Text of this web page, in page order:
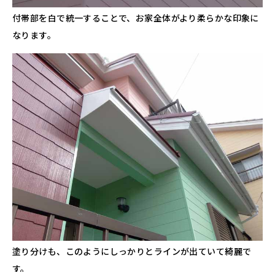
付帯部を白で統一することで、お家全体がより柔らかな印象に
なります。
塗り分けも、このようにしっかりとラインが出ていて綺麗で
す。